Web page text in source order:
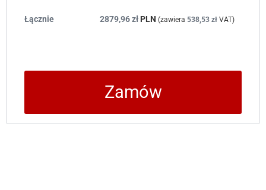
2879,96zł PLN (zawiera 538,53 zł VAT)
Zamów